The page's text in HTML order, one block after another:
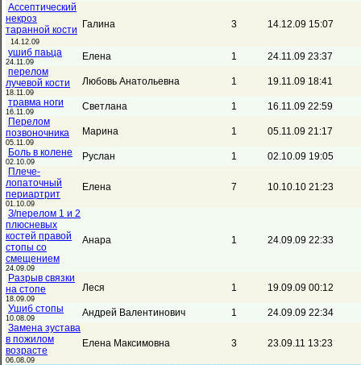
Ассептический
некроз
таранной кости
14.12.09
Галина 3 14.12.09 15:07
ушиб паьца
24.11.09 Елена 1
24.11.09 23:37
перелом
лучевой кости
18.11.09
Любовь Анатольевна 1
19.11.09 18:41
травма ноги
16.11.09 Светлана 1
16.11.09 22:59
Перелом
позвоночника
05.11.09
Марина 1
05.11.09 21:17
Боль в колене
02.10.09 Руслан 1
02.10.09 19:05
Плече-
лопаточный
периартрит
01.10.09
Елена 7 10.10.10 21:23
З/перелом 1 и 2
плюсневых
костей правой
стопы со
смещением
24.09.09
Анара 1 24.09.09 22:33
Разрыв связки
на стопе
18.09.09
Леся 1
19.09.09 00:12
Ушиб стопы
10.08.09 Андрей Валентинович 1
24.09.09 22:34
Замена зустава
в пожилом
возрасте
06.08.09
Елена Максимовна 3 23.09.11 13:23